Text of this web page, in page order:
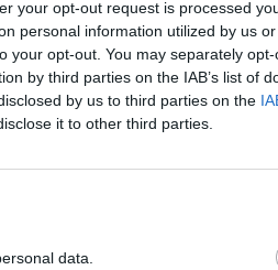
your opt-out request is processed
personal information utilized by us
your opt-out. You may separately
by third parties on the IAB’s list of
by us to third parties on the
it to other third parties.
data.
Locatello (7)
Lovere (119)
Lurano (46)
Luzzana (22)